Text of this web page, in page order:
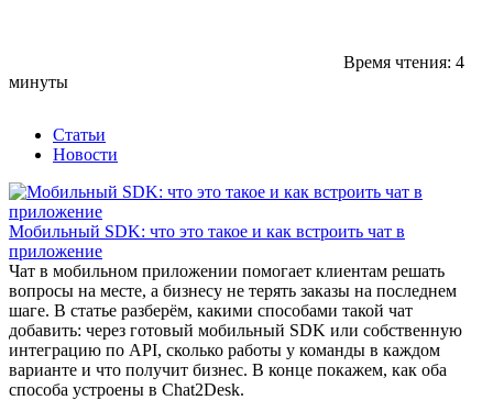
Время чтения: 4
минуты
Статьи
Новости
Мобильный SDK: что это такое и как встроить чат в
приложение
Чат в мобильном приложении помогает клиентам решать
вопросы на месте, а бизнесу не терять заказы на последнем
шаге. В статье разберём, какими способами такой чат
добавить: через готовый мобильный SDK или собственную
интеграцию по API, сколько работы у команды в каждом
варианте и что получит бизнес. В конце покажем, как оба
способа устроены в Chat2Desk.